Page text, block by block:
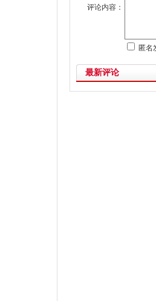
评论内容：
匿
最新评论